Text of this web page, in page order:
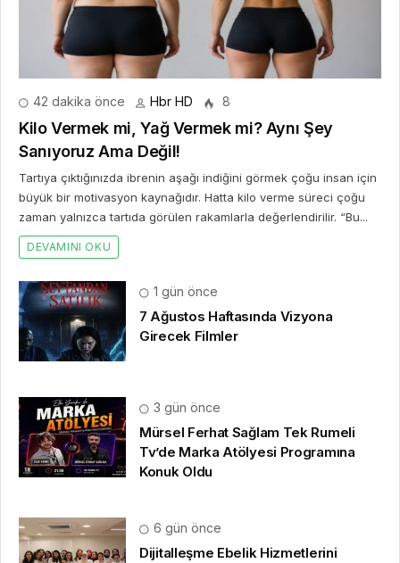
42 dakika önce Hbr HD 8
Kilo Vermek mi, Yağ Vermek mi? Aynı Şey
Sanıyoruz Ama Değil!
Tartıya çıktığınızda ibrenin aşağı indiğini görmek çoğu insan için
büyük bir motivasyon kaynağıdır. Hatta kilo verme süreci çoğu
zaman yalnızca tartıda görülen rakamlarla değerlendirilir. “Bu...
DEVAMINI OKU
1 gün önce
7 Ağustos Haftasında Vizyona
Girecek Filmler
3 gün önce
Mürsel Ferhat Sağlam Tek Rumeli
Tv’de Marka Atölyesi Programına
Konuk Oldu
6 gün önce
Dijitalleşme Ebelik Hizmetlerini